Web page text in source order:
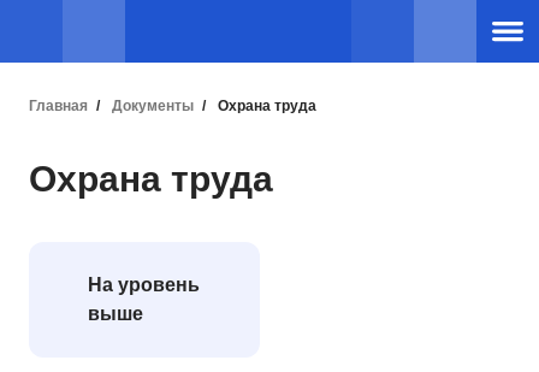
Главная Документы Охрана труда
Охрана труда
На уровень
выше